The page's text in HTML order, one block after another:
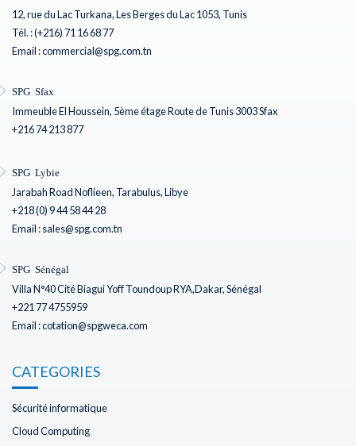
12, rue du Lac Turkana, Les Berges du Lac 1053, Tunis
Tél. : (+216) 71 16 68 77
Email : commercial@spg.com.tn
SPG Sfax
Immeuble El Houssein, 5ème étage Route de Tunis 3003 Sfax
+216 74 213 877
SPG Lybie
Jarabah Road Noflieen, Tarabulus, Libye
+218 (0) 9 44 58 44 28
Email : sales@spg.com.tn
SPG Sénégal
Villa N°40 Cité Biagui Yoff Toundoup RYA,Dakar, Sénégal
+221 77 4755959
Email : cotation@spgweca.com
CATEGORIES
Sécurité informatique
Cloud Computing